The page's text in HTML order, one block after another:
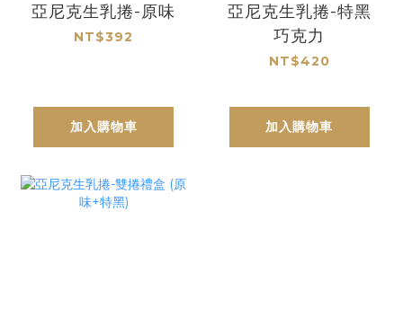
亞尼克生乳捲-原味
NT$392
加入購物車
亞尼克生乳捲-特黑
巧克力
NT$420
加入購物車